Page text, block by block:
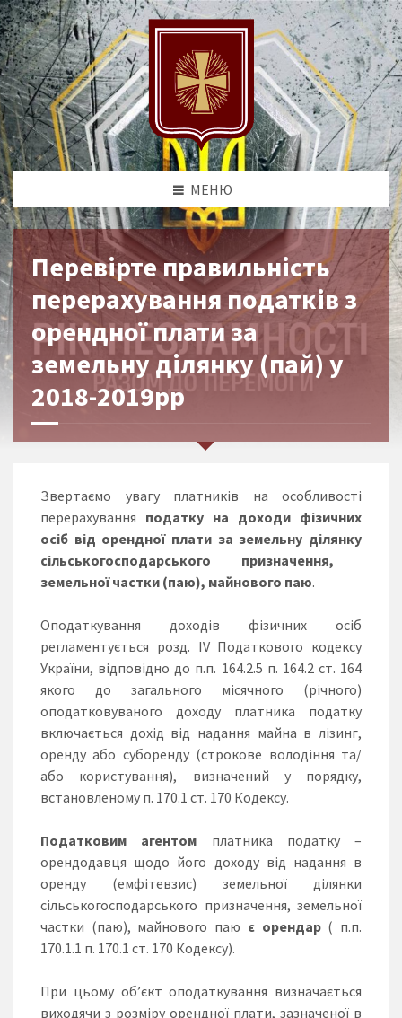
МЕНЮ
Перевірте правильність
перерахування податків з
орендної плати за
земельну ділянку (пай) у
2018-2019рр
Звертаємо увагу платників на особливості
перерахування податку на доходи фізичних
осіб від орендної плати за земельну ділянку
сільськогосподарського призначення,
земельної частки (паю), майнового паю.
Оподаткування доходів фізичних осіб
регламентується розд. IV Податкового кодексу
України, відповідно до п.п. 164.2.5 п. 164.2 ст. 164
якого до загального місячного (річного)
оподатковуваного доходу платника податку
включається дохід від надання майна в лізинг,
оренду або суборенду (строкове володіння та/
або користування), визначений у порядку,
встановленому п. 170.1 ст. 170 Кодексу.
Податковим агентом платника податку –
орендодавця щодо його доходу від надання в
оренду (емфітевзис) земельної ділянки
сільськогосподарського призначення, земельної
частки (паю), майнового паю є орендар( п.п.
170.1.1 п. 170.1 ст. 170 Кодексу).
При цьому об’єкт оподаткування визначається
виходячи з розміру орендної плати, зазначеної в